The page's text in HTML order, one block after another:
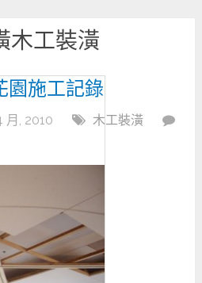
木工裝潢
園施工記錄
月, 2010
木工裝潢